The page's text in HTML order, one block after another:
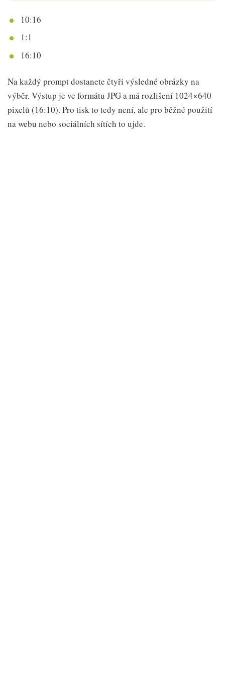
10:16
1:1
16:10
Na každý prompt dostanete čtyři výsledné obrázky na
výběr. Výstup je ve formátu JPG a má rozlišení 1024×640
pixelů (16:10). Pro tisk to tedy není, ale pro běžné použití
na webu nebo sociálních sítích to ujde.